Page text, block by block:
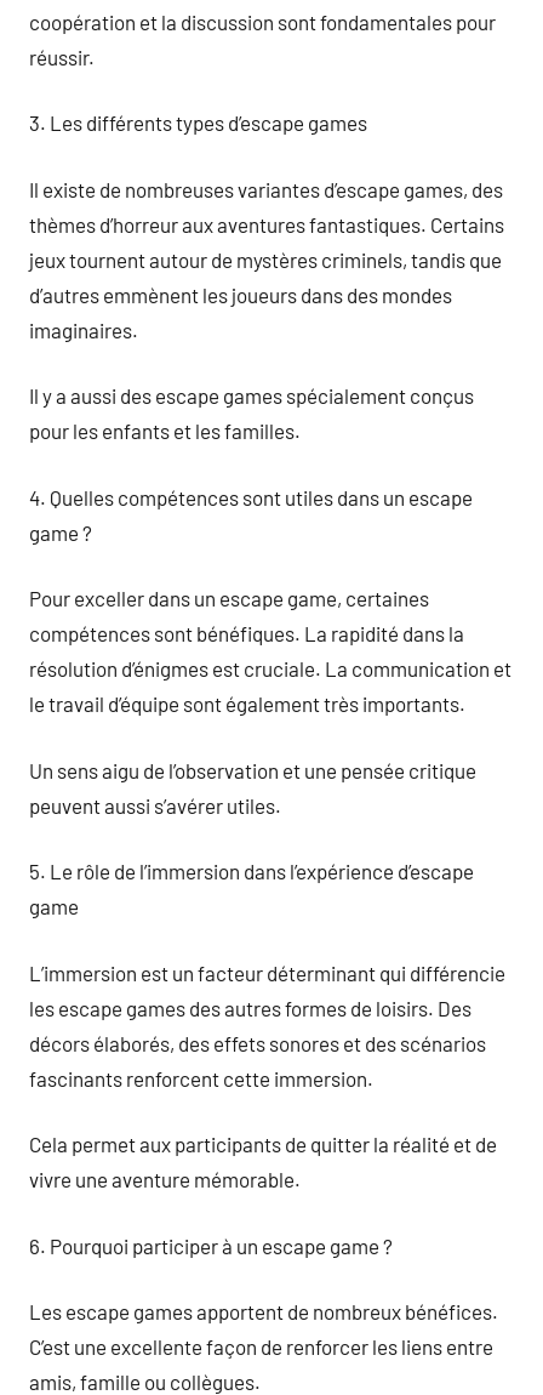
coopération et la discussion sont fondamentales pour
réussir.
3. Les différents types d’escape games
Il existe de nombreuses variantes d’escape games, des
thèmes d’horreur aux aventures fantastiques. Certains
jeux tournent autour de mystères criminels, tandis que
d’autres emmènent les joueurs dans des mondes
imaginaires.
Il y a aussi des escape games spécialement conçus
pour les enfants et les familles.
4. Quelles compétences sont utiles dans un escape
game ?
Pour exceller dans un escape game, certaines
compétences sont bénéfiques. La rapidité dans la
résolution d’énigmes est cruciale. La communication et
le travail d’équipe sont également très importants.
Un sens aigu de l’observation et une pensée critique
peuvent aussi s’avérer utiles.
5. Le rôle de l’immersion dans l’expérience d’escape
game
L’immersion est un facteur déterminant qui différencie
les escape games des autres formes de loisirs. Des
décors élaborés, des effets sonores et des scénarios
fascinants renforcent cette immersion.
Cela permet aux participants de quitter la réalité et de
vivre une aventure mémorable.
6. Pourquoi participer à un escape game ?
Les escape games apportent de nombreux bénéfices.
C’est une excellente façon de renforcer les liens entre
amis, famille ou collègues.